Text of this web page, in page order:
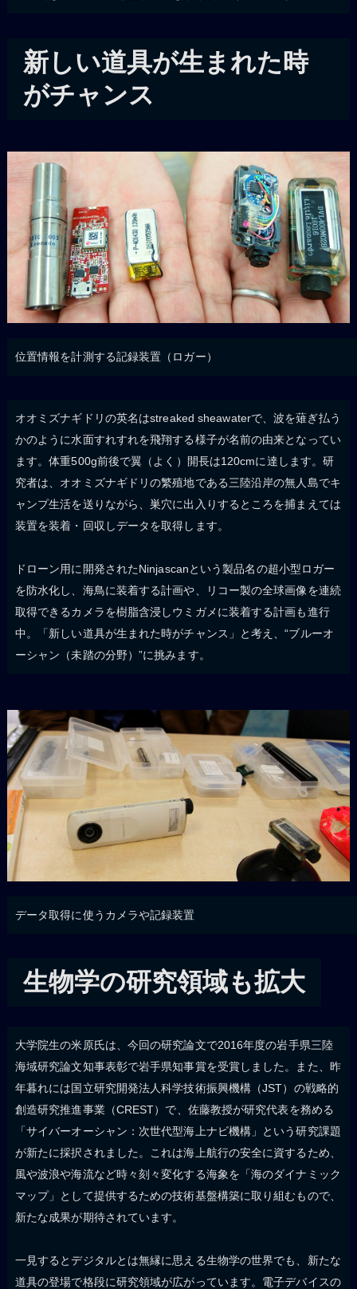
新しい道具が生まれた時
がチャンス
位置情報を計測する記録装置（ロガー）
オオミズナギドリの英名はstreaked sheawaterで、波を薙ぎ払う
かのように水面すれすれを飛翔する様子が名前の由来となってい
ます。体重500g前後で翼（よく）開長は120cmに達します。研
究者は、オオミズナギドリの繁殖地である三陸沿岸の無人島でキ
ャンプ生活を送りながら、巣穴に出入りするところを捕まえては
装置を装着・回収しデータを取得します。
ドローン用に開発されたNinjascanという製品名の超小型ロガー
を防水化し、海鳥に装着する計画や、リコー製の全球画像を連続
取得できるカメラを樹脂含浸しウミガメに装着する計画も進行
中。「新しい道具が生まれた時がチャンス」と考え、“ブルーオ
ーシャン（未踏の分野）”に挑みます。
データ取得に使うカメラや記録装置
生物学の研究領域も拡大
大学院生の米原氏は、今回の研究論文で2016年度の岩手県三陸
海域研究論文知事表彰で岩手県知事賞を受賞しました。また、昨
年暮れには国立研究開発法人科学技術振興機構（JST）の戦略的
創造研究推進事業（CREST）で、佐藤教授が研究代表を務める
「サイバーオーシャン：次世代型海上ナビ機構」という研究課題
が新たに採択されました。これは海上航行の安全に資するため、
風や波浪や海流など時々刻々変化する海象を「海のダイナミック
マップ」として提供するための技術基盤構築に取り組むもので、
新たな成果が期待されています。
一見するとデジタルとは無縁に思える生物学の世界でも、新たな
道具の登場で格段に研究領域が広がっています。電子デバイスの